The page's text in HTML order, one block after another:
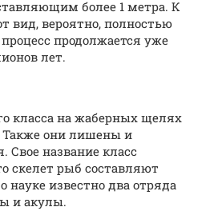
более 1 метра. К
вид, вероятно, полностью
продолжается уже
лет.
класса на жаберных щелях
они лишены и
Свое название класс
скелет рыб составляют
науке известно два отряда
и акулы.